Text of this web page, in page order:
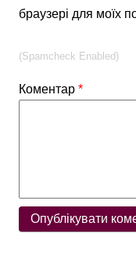
Коментар*
браузері для моїх
(Spamcheck Enabled)